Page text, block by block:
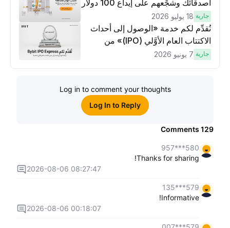
أصدقائك وشجِّعهم على إيداع 100 دولار
لكسَب مكافآت مُضاعَفة
جارية 18 يوليو 2026
نُقدِّم لكم خدمة «الوصول إلى أحداث
الاكتتاب العام الأوَّلي (IPO)» من
Bybit، بوابتك للوصول المبكر إلى فرص
جارية 7 يونيو 2026
Log in to comment your thoughts
Log In to Reply
129
Comments
580***957
Thanks for sharing!
2026-08-06 08:27:47
579***135
Informative!
2026-08-06 00:18:07